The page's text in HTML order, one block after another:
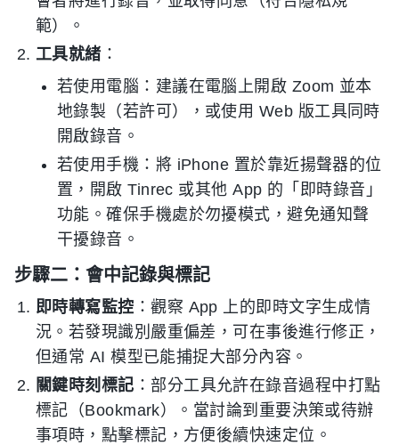
範）。
工具就緒：
若使用電腦：建議在電腦上開啟 Zoom 並本
地錄製（若許可），或使用 Web 版工具同時
開啟錄音。
若使用手機：將 iPhone 置於靠近揚聲器的位
置，開啟 Tinrec 或其他 App 的「即時錄音」
功能。確保手機處於勿擾模式，避免通知聲
干擾錄音。
步驟二：會中記錄與標記
即時轉寫監控 ：觀察 App 上的即時文字生成情
況。若發現識別嚴重偏差，可在事後進行修正，
但通常 AI 模型已能捕捉大部分內容。
關鍵時刻標記 ：部分工具允許在錄音過程中打點
標記（Bookmark）。當討論到重要決策或待辦
事項時，點擊標記，方便後續快速定位。